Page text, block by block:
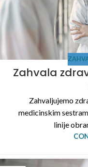
Zahvala
Zahvaljujemo
medicinskim
linije